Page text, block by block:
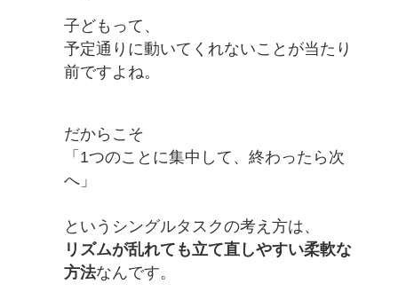
子どもって、
予定通りに動いてくれないことが当たり
前ですよね。
だからこそ
「1つのことに集中して、終わったら次
へ」
というシングルタスクの考え方は、
リズムが乱れても立て直しやすい柔軟な
方法なんです。